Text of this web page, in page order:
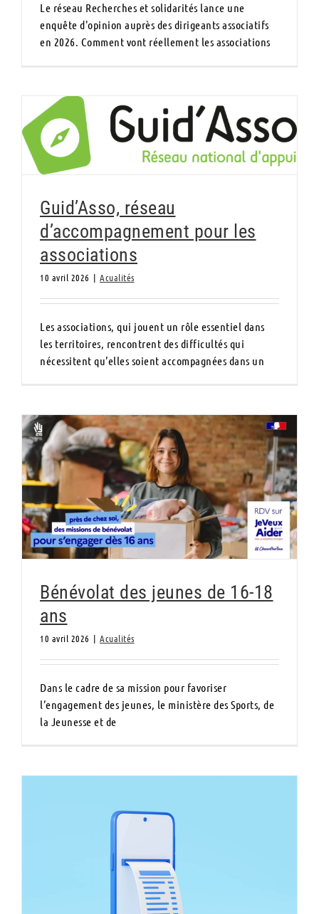
Le réseau Recherches et solidarités lance une
enquête d'opinion auprès des dirigeants associatifs
en 2026. Comment vont réellement les associations
Guid’Asso, réseau d’accompagnement pour
les associations
Guid’Asso, réseau
d’accompagnement pour les
associations
10 avril 2026 | Acualités
Les associations, qui jouent un rôle essentiel dans
les territoires, rencontrent des difficultés qui
nécessitent qu’elles soient accompagnées dans un
Bénévolat des jeunes de 16-18 ans
Bénévolat des jeunes de 16-18
ans
10 avril 2026 | Acualités
Dans le cadre de sa mission pour favoriser
l’engagement des jeunes, le ministère des Sports, de
la Jeunesse et de
La facturation électronique pour les
associations